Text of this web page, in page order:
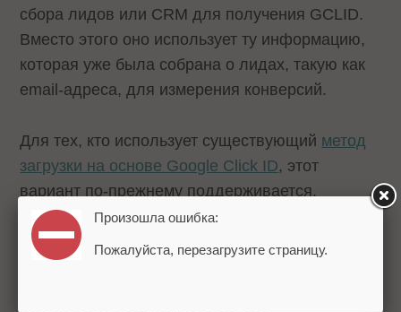
сбора лидов или CRM для получения GCLID.
Вместо этого оно использует ту информацию,
которая уже была собрана о лидах, такую как
email-адреса, для измерения конверсий.
Для тех, кто использует существующий метод
загрузки на основе Google Click ID, этот
вариант по-прежнему поддерживается.
Как это работает:
Произошла ошибка:
Пожалуйста, перезагрузите страницу.